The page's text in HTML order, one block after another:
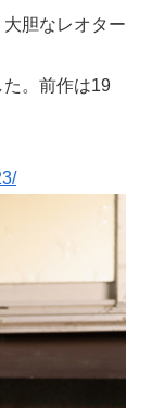
胆なレオター
た。前作は19